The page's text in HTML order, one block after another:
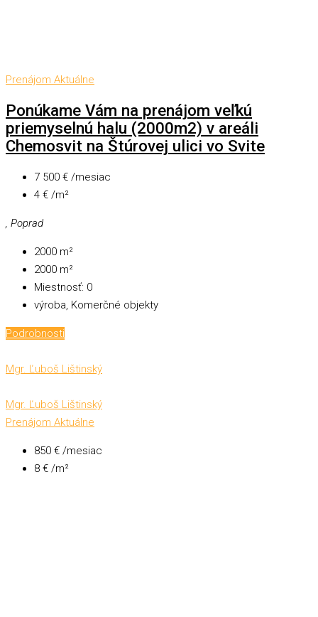
Prenájom Aktuálne
Ponúkame Vám na prenájom veľkú
priemyselnú halu (2000m2) v areáli
Chemosvit na Štúrovej ulici vo Svite
7 500 € /mesiac
4 € /m²
, Poprad
2000 m²
2000 m²
Miestnosť: 0
výroba, Komerčné objekty
Podrobnosti
Mgr. Ľuboš Lištinský
Mgr. Ľuboš Lištinský
Prenájom Aktuálne
850 € /mesiac
8 € /m²